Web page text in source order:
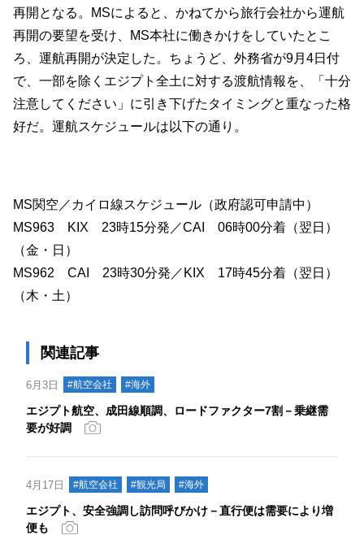
再開となる。MSによると、かねてから旅行会社から運航
再開の要望を受け、MS本社に働きかけをしていたとこ
ろ、運航再開が決定した。ちょうど、外務省が9月4日付
で、一部を除くエジプト全土に対する渡航情報を、「十分
注意してください」に引き下げたタイミングと重なった格
好だ。運航スケジュールは以下の通り。
MS関空／カイロ線スケジュール（政府認可申請中）
MS963 KIX 23時15分発／CAI 06時00分着（翌日）
（金・日）
MS962 CAI 23時30分発／KIX 17時45分着（翌日）
（木・土）
関連記事
6月3日 #航空会社 #海外
エジプト航空、成田線順調、ロードファクター7割－乗継需
要が好調
4月17日 #航空会社 #観光局 #海外
エジプト、安全強調し訪問呼びかけ－直行便は需要により増
便も